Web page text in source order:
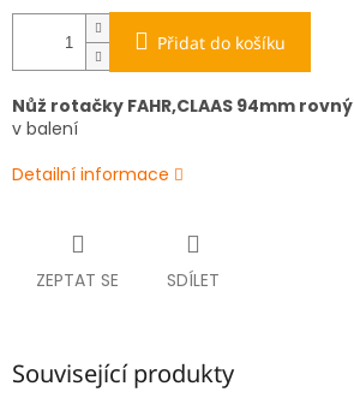
Přidat do košíku
Nůž rotačky FAHR,CLAAS 94mm rovný
v balení
Detailní informace
ZEPTAT SE SDÍLET
Související produkty